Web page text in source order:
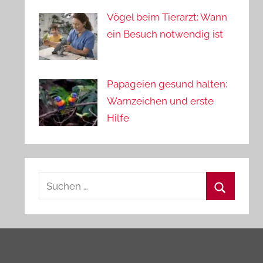
Vögel beim Tierarzt: Wann
ein Besuch notwendig ist
Papageien gesund halten:
Warnzeichen und erste
Hilfe
Suchen